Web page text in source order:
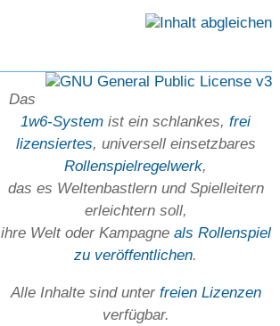
Das
1w6-System ist ein schlankes,frei
lizensiertes, universell einsetz­bares
Rollen­spielregel­werk,
das es Welten­bastlern und Spiel­leitern
erleichtern soll,
ihre Welt oder Kam­pagne als Rollenspiel
zu ver­öffent­lichen.
Alle Inhalte sind unter freien Lizenzen
verfügbar.